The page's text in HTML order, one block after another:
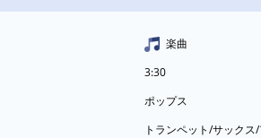
楽曲
3:30
ポップス
トランペット/サック